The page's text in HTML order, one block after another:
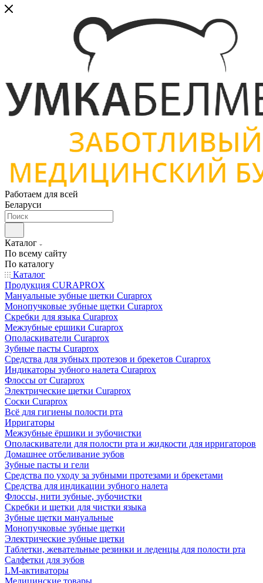
Работаем для всей
Беларуси
Каталог
По всему сайту
По каталогу
Каталог
Продукция CURAPROX
Мануальные зубные щетки Curaprox
Монопучковые зубные щетки Curaprox
Скребки для языка Curaprox
Межзубные ершики Curaprox
Ополаскиватели Curaprox
Зубные пасты Curaprox
Средства для зубных протезов и брекетов Curaprox
Индикаторы зубного налета Curaprox
Флоссы от Curaprox
Электрические щетки Curaprox
Соски Curaprox
Всё для гигиены полости рта
Ирригаторы
Межзубные ёршики и зубочистки
Ополаскиватели для полости рта и жидкости для ирригаторов
Домашнее отбеливание зубов
Зубные пасты и гели
Средства по уходу за зубными протезами и брекетами
Средства для индикации зубного налета
Флоссы, нити зубные, зубочистки
Скребки и щетки для чистки языка
Зубные щетки мануальные
Монопучковые зубные щетки
Электрические зубные щетки
Таблетки, жевательные резинки и леденцы для полости рта
Салфетки для зубов
LM-активаторы
Медицинские товары